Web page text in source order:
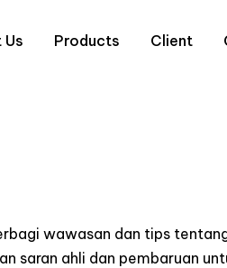
Us Products Client
wawasan dan tips
saran ahli dan pembaruan